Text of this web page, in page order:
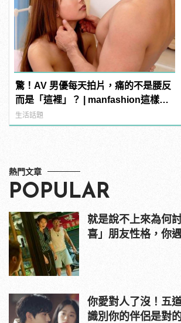
驚！AV 男優每天拍片，痛的不是腰反
而是「這裡」？ | manfashion這樣變
型男
生活話題
熱門文章
POPULAR
就是說不上來為何
喜」朋友性格，你
你愛對人了沒！五
識別你的伴侶是對